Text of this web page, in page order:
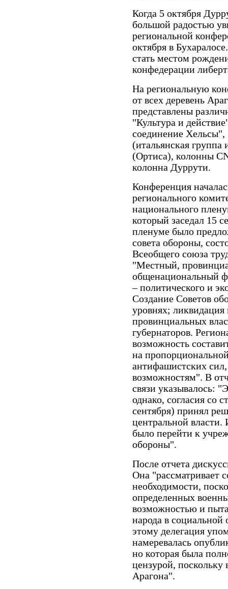
Когда 5 октября
большой радостью
региональной
октября в
стать местом
конфедерации
На региональную
от всех деревень
представлены
"Культура и
соединение
(итальянская
(Ортиса), колонны
колонна Дуррути.
Конференция
регионального
национального
который заседал 15
пленуме было
совета обороны,
Всеобщего союза
"Местный,
общенациональный
– политического и
Создание Советов
уровнях; ликвидация
провинциальных
губернаторов.
возможность
на
антифашистских
возможностям". В
связи указывалось:
однако, согласия со
сентября) принял
центральной
было перейти к
обороны".
После отчета
Она "рассматривает
необходимости,
определенных
возможностью и
народа в социальной
этому делегация
намеревалась
но которая была
цензурой,
Арагона".